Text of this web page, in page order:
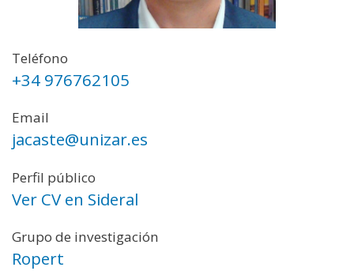
Teléfono
+34 976762105
Email
jacaste@unizar.es
Perfil público
Ver CV en Sideral
Grupo de investigación
Ropert